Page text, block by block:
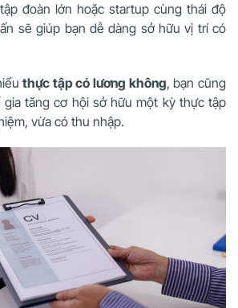
đoàn lớn hoặc startup cùng thái độ
sẽ giúp bạn dễ dàng sở hữu vị trí có
thực tập có lương không, bạn cũng
tăng cơ hội sở hữu một kỳ thực tập
vừa có thu nhập.